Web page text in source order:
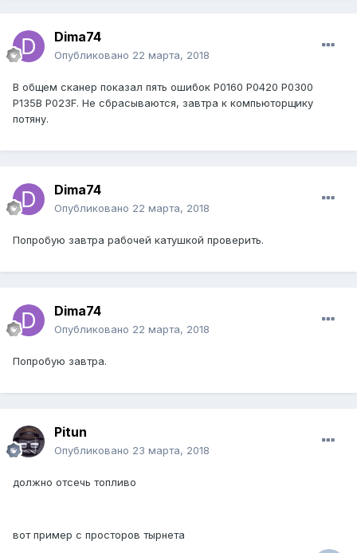
Dima74
Опубликовано 22 марта, 2018
В общем сканер показал пять ошибок P0160 P0420 P0300
P135B P023F. Не сбрасываются, завтра к компьюторщику
потяну.
Dima74
Опубликовано 22 марта, 2018
Попробую завтра рабочей катушкой проверить.
Dima74
Опубликовано 22 марта, 2018
Попробую завтра.
Pitun
Опубликовано 23 марта, 2018
должно отсечь топливо
вот пример с просторов тырнета